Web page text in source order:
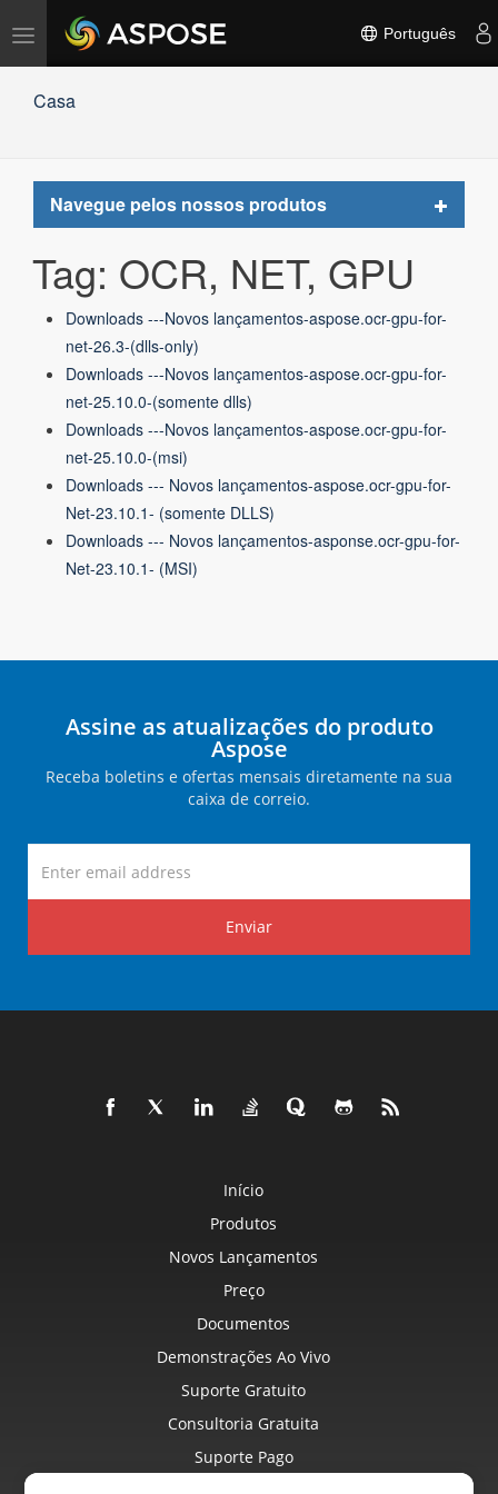
Alternar
navegação
Português
Casa
Navegue pelos nossos produtos
Toggle
Tag: OCR, NET, GPU
Downloads ---Novos lançamentos-aspose.ocr-gpu-for-
net-26.3-(dlls-only)
Downloads ---Novos lançamentos-aspose.ocr-gpu-for-
net-25.10.0-(somente dlls)
Downloads ---Novos lançamentos-aspose.ocr-gpu-for-
net-25.10.0-(msi)
Downloads --- Novos lançamentos-aspose.ocr-gpu-for-
Net-23.10.1- (somente DLLS)
Downloads --- Novos lançamentos-asponse.ocr-gpu-for-
Net-23.10.1- (MSI)
Assine as atualizações do produto
Aspose
Receba boletins e ofertas mensais diretamente na sua
caixa de correio.
Enviar
Início
Produtos
Novos Lançamentos
Preço
Documentos
Demonstrações Ao Vivo
Suporte Gratuito
Consultoria Gratuita
Suporte Pago